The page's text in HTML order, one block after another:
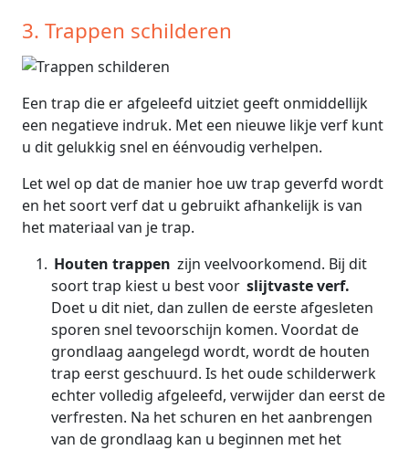
3. Trappen schilderen
Een trap die er afgeleefd uitziet geeft onmiddellijk
een negatieve indruk. Met een nieuwe likje verf kunt
u dit gelukkig snel en éénvoudig verhelpen.
Let wel op dat de manier hoe uw trap geverfd wordt
en het soort verf dat u gebruikt afhankelijk is van
het materiaal van je trap.
Houten trappen zijn veelvoorkomend. Bij dit
soort trap kiest u best voor slijtvaste verf.
Doet u dit niet, dan zullen de eerste afgesleten
sporen snel tevoorschijn komen. Voordat de
grondlaag aangelegd wordt, wordt de houten
trap eerst geschuurd. Is het oude schilderwerk
echter volledig afgeleefd, verwijder dan eerst de
verfresten. Na het schuren en het aanbrengen
van de grondlaag kan u beginnen met het